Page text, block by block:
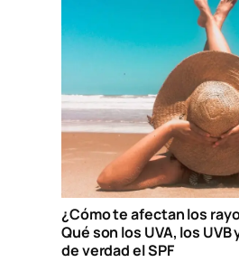
¿Cómo te afectan los
Qué son los UVA, los
de verdad el SPF